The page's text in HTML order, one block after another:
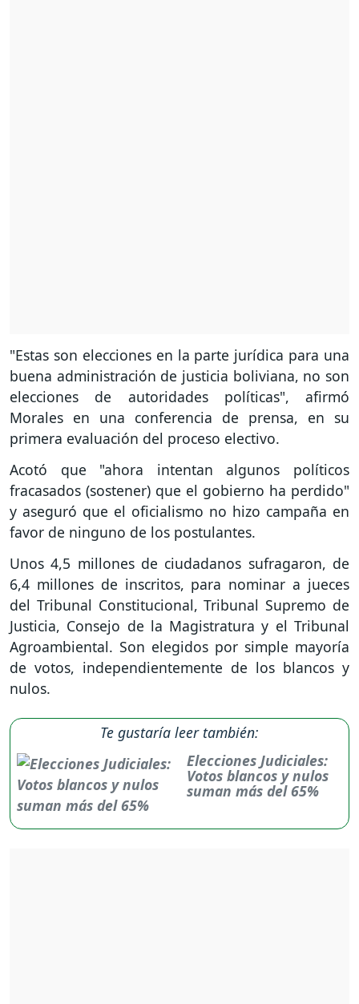
"Estas son elecciones en la parte jurídica para una
buena administración de justicia boliviana, no son
elecciones de autoridades políticas", afirmó
Morales en una conferencia de prensa, en su
primera evaluación del proceso electivo.
Acotó que "ahora intentan algunos políticos
fracasados (sostener) que el gobierno ha perdido"
y aseguró que el oficialismo no hizo campaña en
favor de ninguno de los postulantes.
Unos 4,5 millones de ciudadanos sufragaron, de
6,4 millones de inscritos, para nominar a jueces
del Tribunal Constitucional, Tribunal Supremo de
Justicia, Consejo de la Magistratura y el Tribunal
Agroambiental. Son elegidos por simple mayoría
de votos, independientemente de los blancos y
nulos.
Te gustaría leer también:
Elecciones Judiciales:
Votos blancos y nulos
suman más del 65%